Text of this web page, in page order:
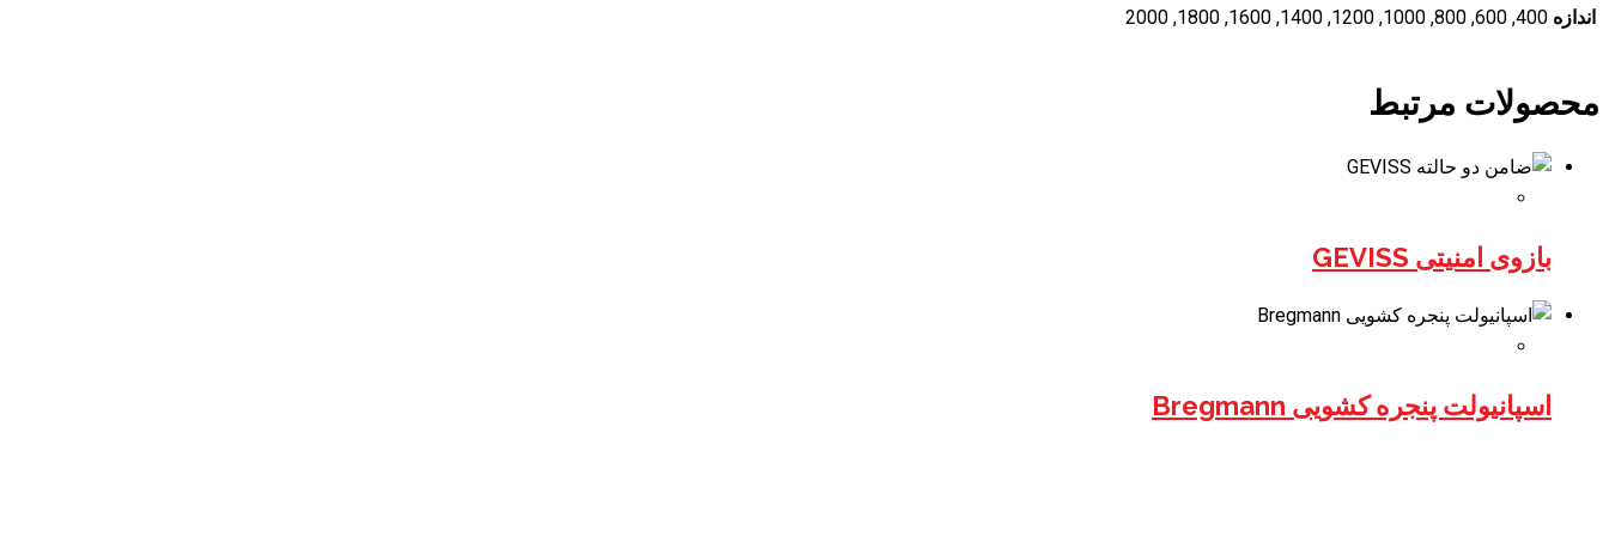
اندازه 400, 600, 800, 1000, 1200, 1400, 1600, 1800, 2000
محصولات مرتبط
بازوی امنیتی GEVISS
اسپانیولت پنجره کشویی Bregmann